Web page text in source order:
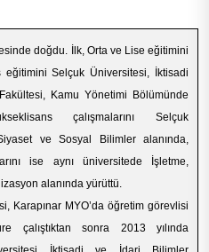
doğdu. İlk, Orta ve Lise eğitimini
eğitimini Selçuk Üniversitesi, İktisadi
Kamu Yönetimi Bölümünde
çalışmalarını Selçuk
ve Sosyal Bilimler alanında,
ise aynı üniversitede İşletme,
alanında yürüttü.
Karapınar MYO’da öğretim görevlisi
çalıştıktan sonra 2013 yılında